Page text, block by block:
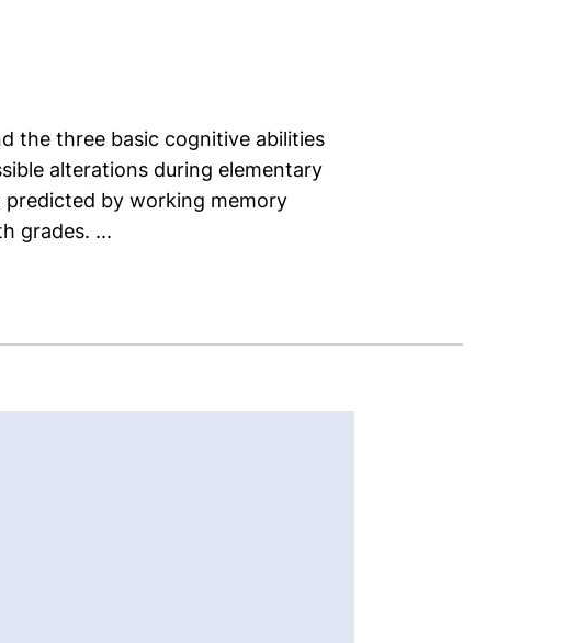
the three basic cognitive abilities
alterations during elementary
predicted by working memory
grades. ...